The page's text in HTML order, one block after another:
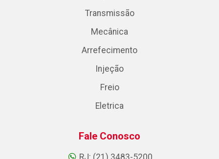
Transmissão
Mecânica
Arrefecimento
Injeção
Freio
Eletrica
Fale Conosco
RJ: (21) 3483-5200